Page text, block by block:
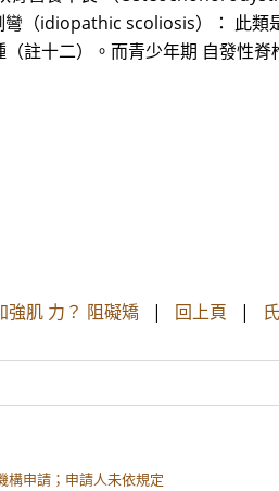
（idiopathic scoliosis）： 此類
註十二）。而青少年期 自發性
強肌 力？ 阻礙矯 | 回上頁 |
構申請；申請人未依規定